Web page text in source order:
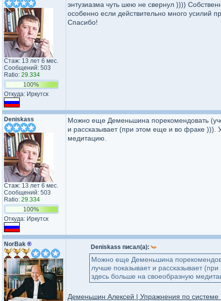
Стаж: 13 лет 6 мес.
Сообщений: 503
Ratio: 29.334
100%
Откуда: Иркутск
энтузиазма чуть шею не свернул ))))
особенно если действительно много
Спасибо!
Deniskass
Стаж: 13 лет 6 мес.
Сообщений: 503
Ratio: 29.334
100%
Откуда: Иркутск
Можно еще Деменьшина порекомендовать
и рассказывает (при этом еще и во фраке
медитацию.
NorBak ® Deniskass писал(а):
Можно еще Деменьшина
лучше показывает и рассказывает
здесь больше на своеобразную
Деменьшин Алексей | Упражнения по